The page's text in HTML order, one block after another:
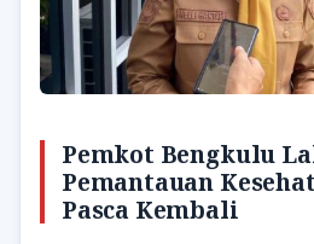
Pemkot Bengkulu
Pemantauan
Pasca Kembali